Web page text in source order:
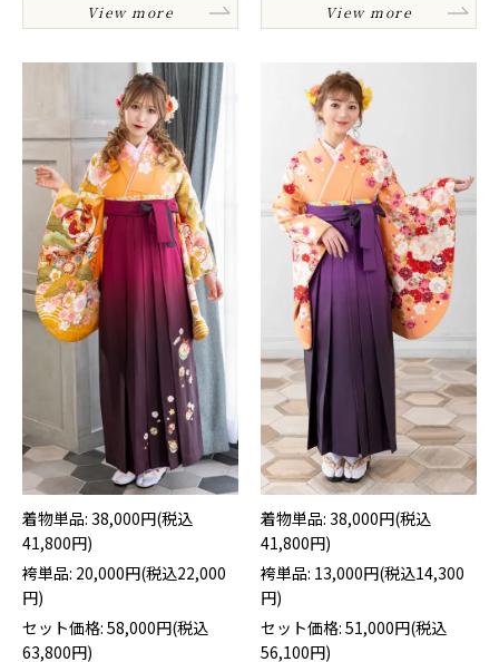
View more View more
着物単品: 38,000円(税込
41,800円)
袴単品: 20,000円(税込22,000
円)
セット価格: 58,000円(税込
63,800円)
着物単品: 38,000円(税込
41,800円)
袴単品: 13,000円(税込14,300
円)
セット価格: 51,000円(税込
56,100円)